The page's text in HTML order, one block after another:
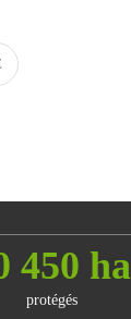
450 ha
protégés